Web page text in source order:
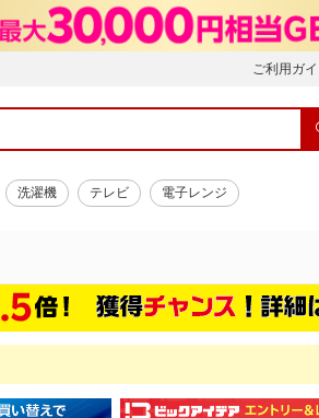
ご利用ガ
洗濯機 テレビ 電子レンジ